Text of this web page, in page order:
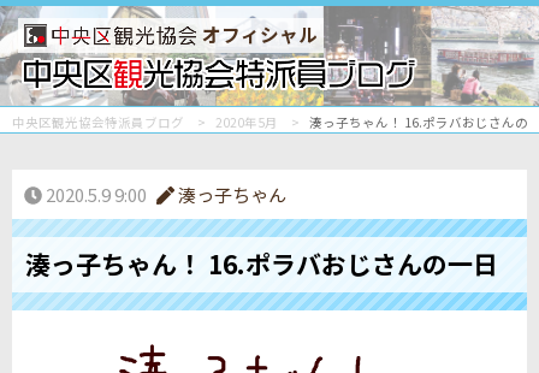
オフィシャル
中央区観光協会特派員ブログ 2020年5月 湊っ子ちゃん！ 16.ポラバおじさんの
2020.5.9 9:00 湊っ子ちゃん
湊っ子ちゃん！ 16.ポラバおじさんの一日